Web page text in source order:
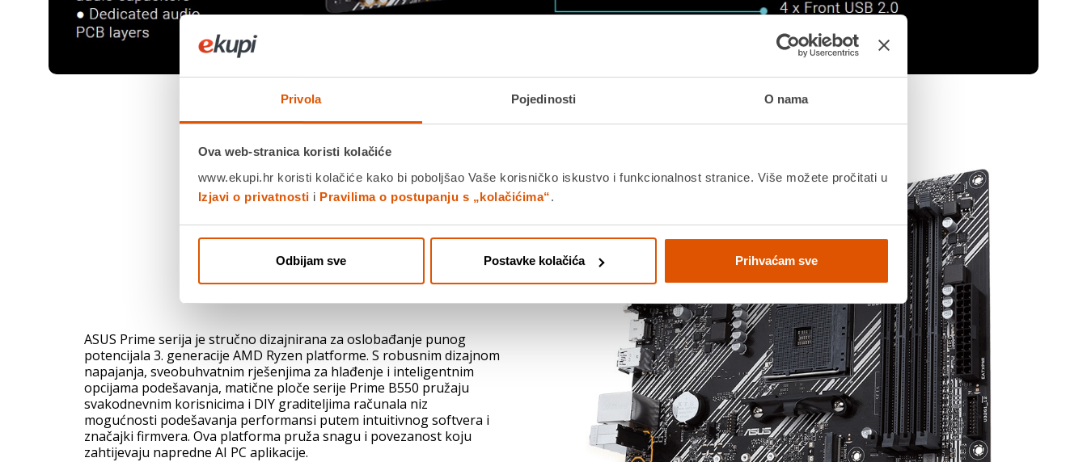
Privola Pojedinosti O nama
Ova web-stranica koristi kolačiće
www.ekupi.hr koristi kolačiće kako bi poboljšao Vaše korisničko iskustvo i funkcionalnost stranice. Više možete pročitati u
Izjavi o privatnosti i Pravilima o postupanju s „kolačićima“.
Odbijam sve Postavke kolačića Prihvaćam sve
ASUS Prime serija je stručno dizajnirana za oslobađanje punog
potencijala 3. generacije AMD Ryzen platforme. S robusnim dizajnom
napajanja, sveobuhvatnim rješenjima za hlađenje i inteligentnim
opcijama podešavanja, matične ploče serije Prime B550 pružaju
svakodnevnim korisnicima i DIY graditeljima računala niz
mogućnosti podešavanja performansi putem intuitivnog softvera i
značajki firmvera. Ova platforma pruža snagu i povezanost koju
zahtijevaju napredne AI PC aplikacije.